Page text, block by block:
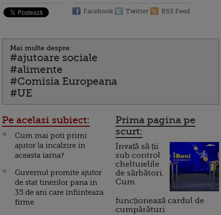
Facebook Twitter RSS Feed
Mai multe despre:
#ajutoare sociale
#alimente
#Comisia Europeana
#UE
Pe acelasi subiect:
Cum mai poti primi
ajutor la incalzire in
aceasta iarna?
Guvernul promite ajutor
de stat tinerilor pana in
35 de ani care infiinteaza
firme
Prima pagina pe
scurt:
Invață să ții
sub control
cheltuielile
de sărbători.
Cum
funcționează cardul de
cumpărături